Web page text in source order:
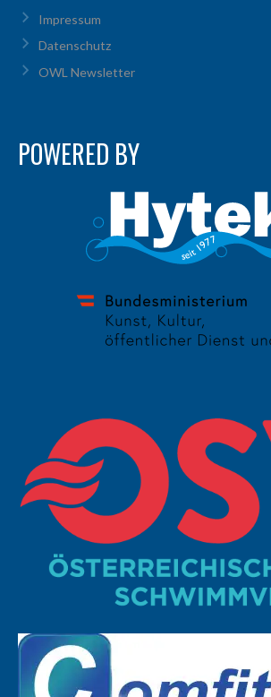
Impressum
Datenschutz
OWL Newsletter
POWERED BY